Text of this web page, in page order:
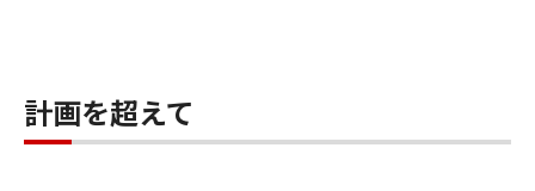
計画を超えて